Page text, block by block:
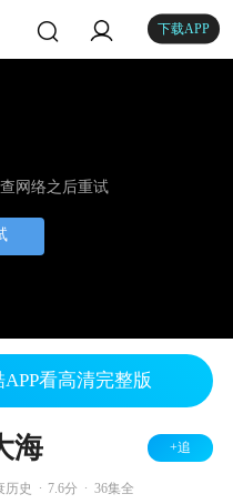
下载APP
网络之后重试
看高清完整版
海 +追
历史 7.6分 36集全